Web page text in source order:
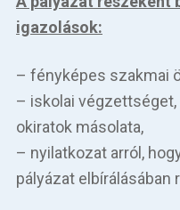
igazolások:
– fényképes szakmai
– iskolai
okiratok másolata,
– nyilatkozat arról,
pályázat